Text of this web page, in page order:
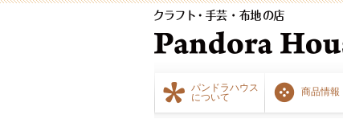
パンドラハウス
について
商品情報